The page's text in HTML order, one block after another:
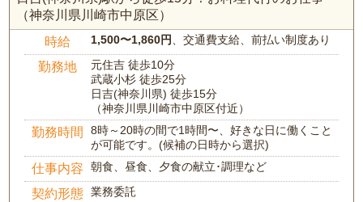
（神奈川県川崎市中原区）
時給 1,500〜1,860円、交通費支給、前払い制度あり
勤務地
元住吉 徒歩10分
武蔵小杉 徒歩25分
日吉(神奈川県) 徒歩15分
（神奈川県川崎市中原区付近）
勤務時間
8時～20時の間で1時間〜、好きな日に働くこと
が可能です。(候補の日時から選択)
仕事内容 朝食、昼食、夕食の献立･調理など
契約形態 業務委託